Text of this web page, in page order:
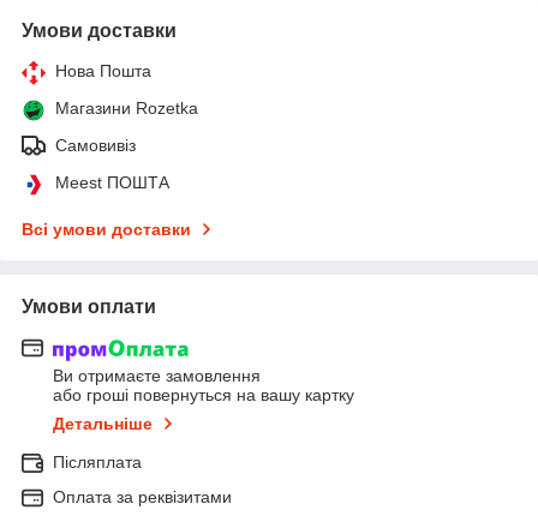
Умови доставки
Нова Пошта
Магазини Rozetka
Самовивіз
Meest ПОШТА
Всі умови доставки
Умови оплати
Ви отримаєте замовлення
або гроші повернуться на вашу картку
Детальніше
Післяплата
Оплата за реквізитами